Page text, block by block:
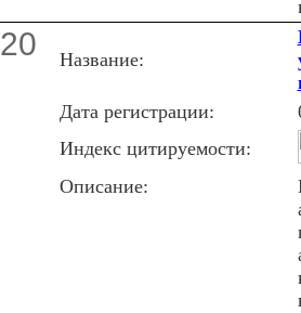
20 Название:
Дата регистрации:
Индекс цитируемости:
Описание: